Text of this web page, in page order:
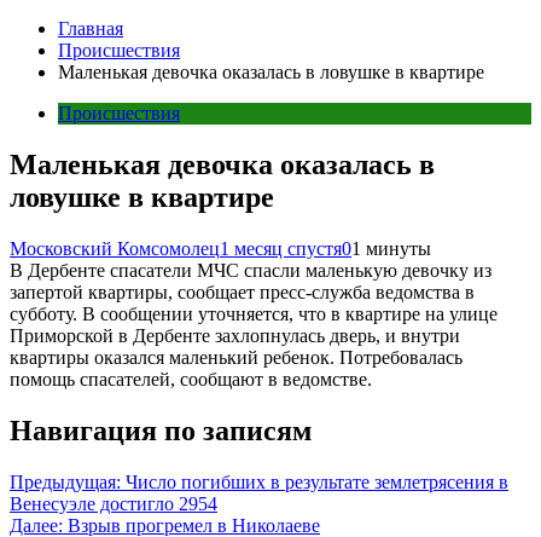
Главная
Происшествия
Маленькая девочка оказалась в ловушке в квартире
Происшествия
Маленькая девочка оказалась в
ловушке в квартире
Московский Комсомолец1 месяц спустя01 минуты
В Дербенте спасатели МЧС спасли маленькую девочку из
запертой квартиры, сообщает пресс-служба ведомства в
субботу. В сообщении уточняется, что в квартире на улице
Приморской в Дербенте захлопнулась дверь, и внутри
квартиры оказался маленький ребенок. Потребовалась
помощь спасателей, сообщают в ведомстве.
Навигация по записям
Предыдущая: Число погибших в результате землетрясения в
Венесуэле достигло 2954
Далее: Взрыв прогремел в Николаеве